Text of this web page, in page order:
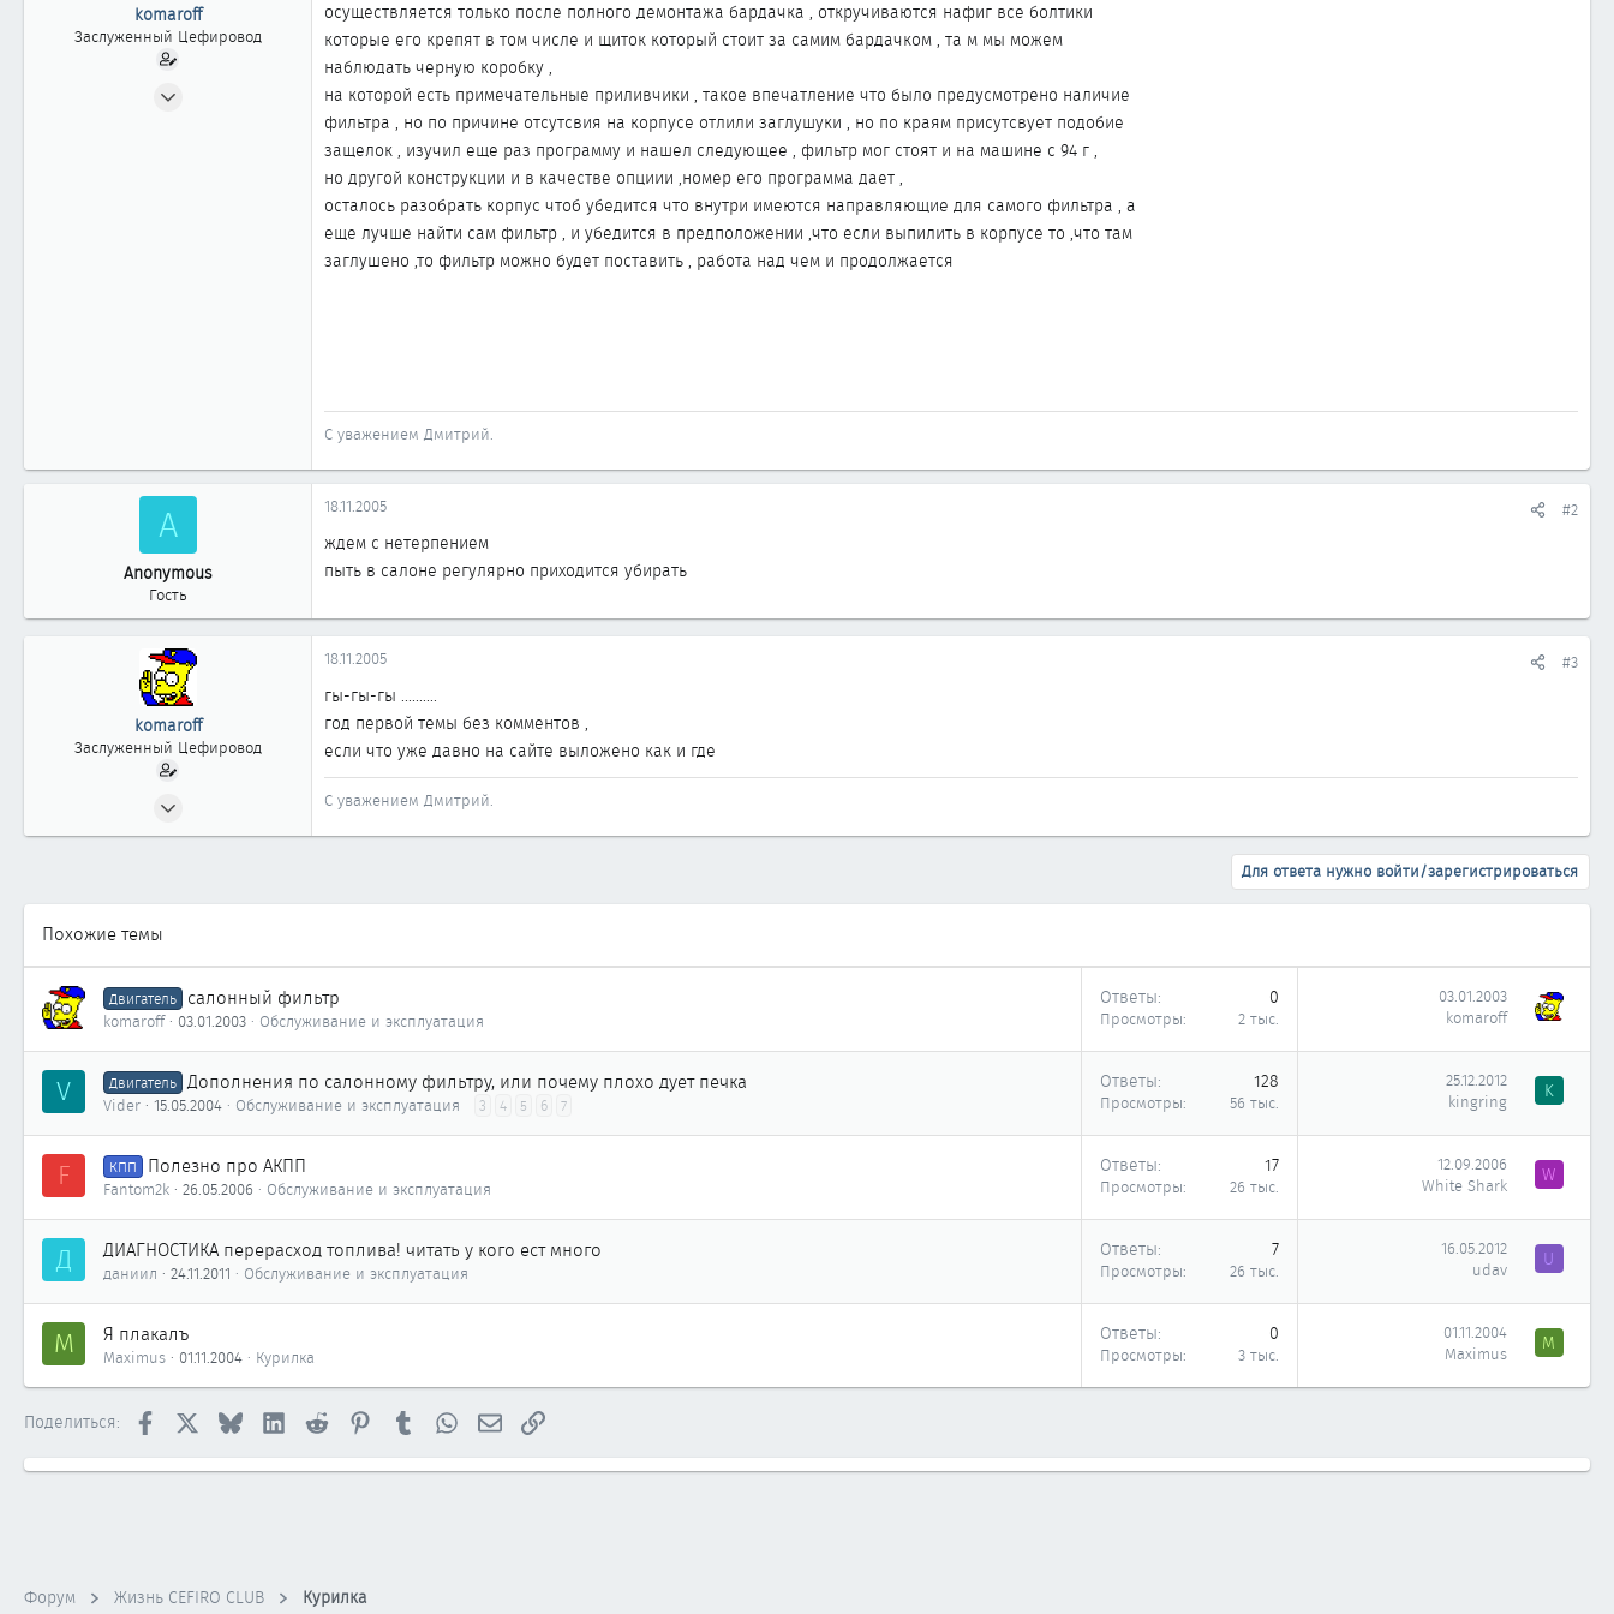
а
komaroff
Заслуженный Цефировод
осуществляется только после полного демонтажа бардачка , откручиваются нафиг все болтики
которые его крепят в том числе и щиток который стоит за самим бардачком , та м мы можем
наблюдать черную коробку ,
на которой есть примечательные приливчики , такое впечатление что было предусмотрено наличие
фильтра , но по причине отсутсвия на корпусе отлили заглушуки , но по краям присутсвует подобие
защелок , изучил еще раз программу и нашел следующее , фильтр мог стоят и на машине с 94 г ,
но другой конструкции и в качестве опциии ,номер его программа дает ,
осталось разобрать корпус чтоб убедится что внутри имеются направляющие для самого фильтра , а
еще лучше найти сам фильтр , и убедится в предположении ,что если выпилить в корпусе то ,что там
заглушено ,то фильтр можно будет поставить , работа над чем и продолжается
С уважением Дмитрий.
A
Anonymous
Гость
18.11.2005 #2
ждем с нетерпением
пыть в салоне регулярно приходится убирать
komaroff
Заслуженный Цефировод
18.11.2005 #3
гы-гы-гы ..........
год первой темы без комментов ,
если что уже давно на сайте выложено как и где
С уважением Дмитрий.
Для ответа нужно войти/зарегистрироваться
Похожие темы
Двигатель салонный фильтр
komaroff 03.01.2003 Обслуживание и эксплуатация
Ответы 0
Просмотры 2 тыс.
03.01.2003
komaroff
V Двигатель Дополнения по салонному фильтру, или почему плохо дует печка
Vider 15.05.2004 Обслуживание и эксплуатация 3 4 5 6 7
Ответы 128
Просмотры 56 тыс.
25.12.2012
kingring
K
F КПП Полезно про АКПП
Fantom2k 26.05.2006 Обслуживание и эксплуатация
Ответы 17
Просмотры 26 тыс.
12.09.2006
White Shark
W
Д ДИАГНОСТИКА перерасход топлива! читать у кого ест много
даниил 24.11.2011 Обслуживание и эксплуатация
Ответы 7
Просмотры 26 тыс.
16.05.2012
udav
U
M Я плакалъ
Maximus 01.11.2004 Курилка
Ответы 0
Просмотры 3 тыс.
01.11.2004
Maximus
M
Поделиться: Facebook Bluesky LinkedInReddit PinterestTumblrWhatsAppЭлектронная почта
Ссылка
Форум Жизнь CEFIRO CLUB Курилка